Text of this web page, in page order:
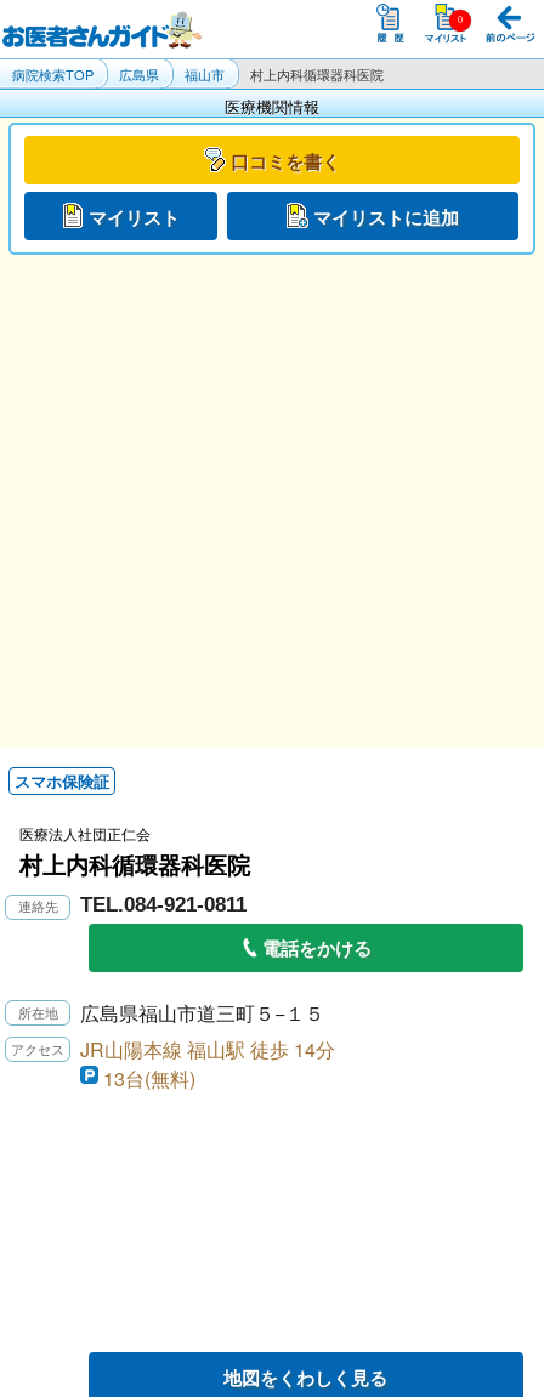
病院検索TOP 広島県 福山市 村上内科循環器科医院
医療機関情報
口コミを書く
マイリスト マイリストに追加
スマホ保険証
医療法人社団正仁会
村上内科循環器科医院
TEL.084-921-0811
電話をかける
広島県福山市道三町５−１５
JR山陽本線 福山駅 徒歩 14分
13台(無料)
地図をくわしく見る